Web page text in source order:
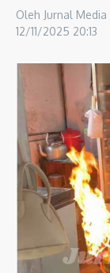
Oleh Jurnal Media
12/11/2025 20:13